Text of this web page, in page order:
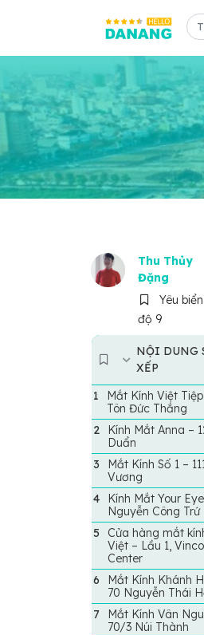
Thu Thủy
Đặng
Yêu
độ 9
NỘI DUNG
XẾP
Mắt Kính Việt
Tôn Đức Thắng
Kính Mắt Anna –
Duẩn
Mắt Kính Số 1 –
Vương
Kính Mắt Your
Nguyễn Công Trứ
Cửa hàng mắt
Việt – Lầu 1,
Center
Mắt Kính Khánh
70 Nguyễn Thái
Mắt Kính Vân
70/3 Núi Thành